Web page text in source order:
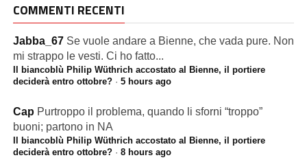
COMMENTI RECENTI
Jabba_67 Se vuole andare a Bienne, che vada pure. Non
mi strappo le vesti. Ci ho fatto...
Il biancoblù Philip Wüthrich accostato al Bienne, il portiere
deciderà entro ottobre?· 5 hours ago
Cap Purtroppo il problema, quando li sforni “troppo”
buoni; partono in NA
Il biancoblù Philip Wüthrich accostato al Bienne, il portiere
deciderà entro ottobre?· 8 hours ago